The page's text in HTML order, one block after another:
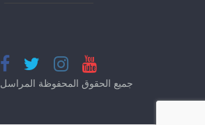
© 2020 جميع الحقوق المحفوظة المراسل